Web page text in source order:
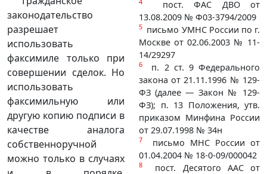
пост. ФАС ДВО от
13.08.2009 № Ф03-3794/2009
5 письмо УМНС России по г.
Москве от 02.06.2003 № 11-
14/29297
6
п. 2 ст. 9 Федерального
закона от 21.11.1996 № 129-
ФЗ (далее — Закон № 129-
ФЗ); п. 13 Положения, утв.
приказом Минфина России
от 29.07.1998 № 34н
7
письмо МНС России от
01.04.2004 № 18-0-09/000042
8
пост. Десятого ААС от
законодательство
разрешает
использовать
факсимиле только при
совершении сделок. Но
использовать
факсимильную или
другую копию подписи в
качестве аналога
собственноручной
можно только в случаях